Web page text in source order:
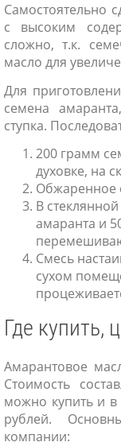
Самостоятельно
с высоким
сложно, т.к.
масло для
Для
семена
ступка.
200 грамм
духовке, на
Обжаренное
В
амаранта и
Смесь
сухом
Где купить,
Амарантовое
Стоимость
можно купить и в
рублей.
компании: